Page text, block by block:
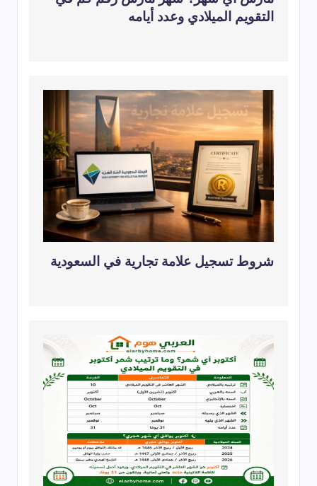
التقويم الميلادي وعدد أيامه
شروط تسجيل علامة تجارية في السعودية